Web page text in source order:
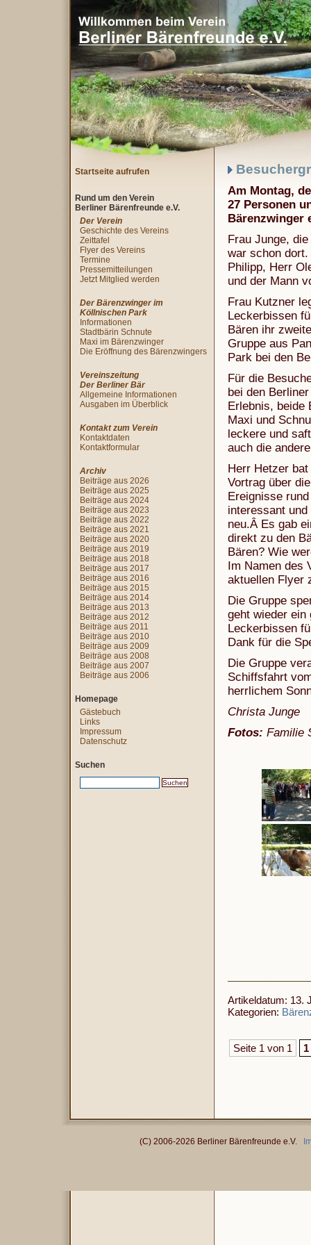
Am Montag,
27 Personen
Bärenzwinger
Frau Junge,
war schon
Philipp, Herr
und der Mann
Frau Kutzner
Leckerbissen
Bären ihr
Gruppe aus
Park bei den
Für die
bei den
Erlebnis, beide
Maxi und
leckere und
auch die
Herr Hetzer
Vortrag über
Ereignisse
interessant
neu.Â Es gab
direkt zu den
Bären? Wie
Im Namen des
aktuellen Flyer
Die Gruppe
geht wieder ein
Leckerbissen
Dank für die
Die Gruppe
Schiffsfahrt
herrlichem
Christa Junge
Fotos: Familie
Artikeldatum: 13.
Kategorien:
Seite 1 von 1 1
Startseite aufrufen
Rund um den Verein
Berliner Bärenfreunde e.V.
Der Verein
Geschichte des Vereins
Zeittafel
Flyer des Vereins
Termine
Pressemitteilungen
Jetzt Mitglied werden
Der Bärenzwinger im
Köllnischen Park
Informationen
Stadtbärin Schnute
Maxi im Bärenzwinger
Die Eröffnung des Bärenzwingers
Vereinszeitung
Der Berliner Bär
Allgemeine Informationen
Ausgaben im Überblick
Kontakt zum Verein
Kontaktdaten
Kontaktformular
Archiv
Beiträge aus 2026
Beiträge aus 2025
Beiträge aus 2024
Beiträge aus 2023
Beiträge aus 2022
Beiträge aus 2021
Beiträge aus 2020
Beiträge aus 2019
Beiträge aus 2018
Beiträge aus 2017
Beiträge aus 2016
Beiträge aus 2015
Beiträge aus 2014
Beiträge aus 2013
Beiträge aus 2012
Beiträge aus 2011
Beiträge aus 2010
Beiträge aus 2009
Beiträge aus 2008
Beiträge aus 2007
Beiträge aus 2006
Homepage
Gästebuch
Links
Impressum
Datenschutz
Suchen
(C) 2006-2026 Berliner Bärenfreunde e.V.